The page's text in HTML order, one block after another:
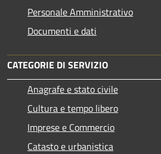
Personale Amministrativo
Documenti e dati
CATEGORIE DI SERVIZIO
Anagrafe e stato civile
Cultura e tempo libero
Imprese e Commercio
Catasto e urbanistica